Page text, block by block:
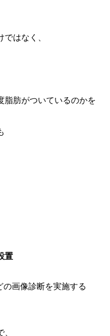
はなく、
脂肪がついているのかを
置
画像診断を実施する